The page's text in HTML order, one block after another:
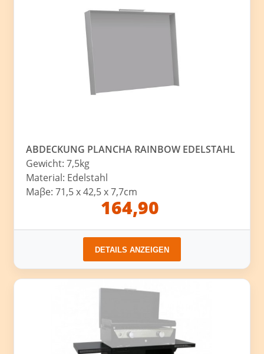
ABDECKUNG PLANCHA RAINBOW EDELSTAHL
Gewicht: 7,5kg
Material: Edelstahl
Maβe: 71,5 x 42,5 x 7,7cm
164,90
DETAILS ANZEIGEN